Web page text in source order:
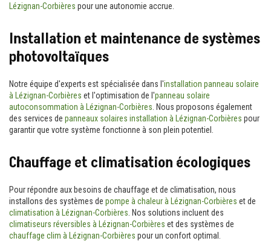
Lézignan-Corbières pour une autonomie accrue.
Installation et maintenance de systèmes
photovoltaïques
Notre équipe d'experts est spécialisée dans l'installation panneau solaire
à Lézignan-Corbières et l'optimisation de l'panneau solaire
autoconsommation à Lézignan-Corbières . Nous proposons également
des services de panneaux solaires installation à Lézignan-Corbières pour
garantir que votre système fonctionne à son plein potentiel.
Chauffage et climatisation écologiques
Pour répondre aux besoins de chauffage et de climatisation, nous
installons des systèmes de pompe à chaleur à Lézignan-Corbières et de
climatisation à Lézignan-Corbières . Nos solutions incluent des
climatiseurs réversibles à Lézignan-Corbières et des systèmes de
chauffage clim à Lézignan-Corbières pour un confort optimal.